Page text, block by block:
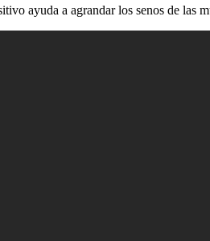
ayuda a agrandar los senos de las